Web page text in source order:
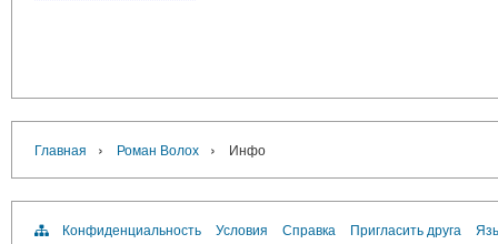
Главная › Роман Волох › Инфо
Конфиденциальность Условия Справка Пригласить друга